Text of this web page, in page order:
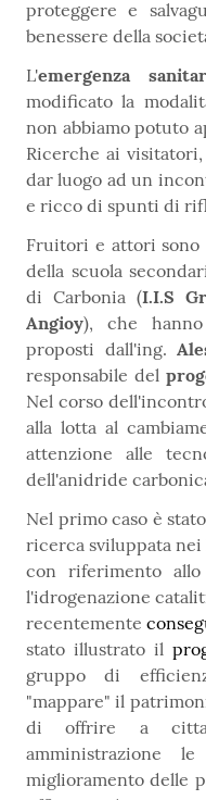
proteggere e
benessere della
L'emergenza
modificato la
non abbiamo potuto
Ricerche ai
dar luogo ad un
e ricco di spunti di
Fruitori e attori sono
della scuola
di Carbonia (I.I.S
Angioy), che
proposti dall'ing.
responsabile del
Nel corso
alla lotta al
attenzione alle
dell'anidride
Nel primo caso è
ricerca sviluppata
con riferimento
l'idrogenazione
recentemente
stato illustrato il
gruppo di
"mappare" il
di offrire a
amministrazione
miglioramento delle